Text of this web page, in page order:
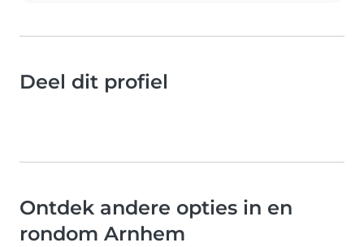
Deel dit profiel
Ontdek andere opties in en
rondom Arnhem